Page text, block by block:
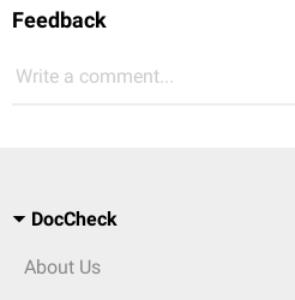
Feedback
Write a comment...
DocCheck
About Us